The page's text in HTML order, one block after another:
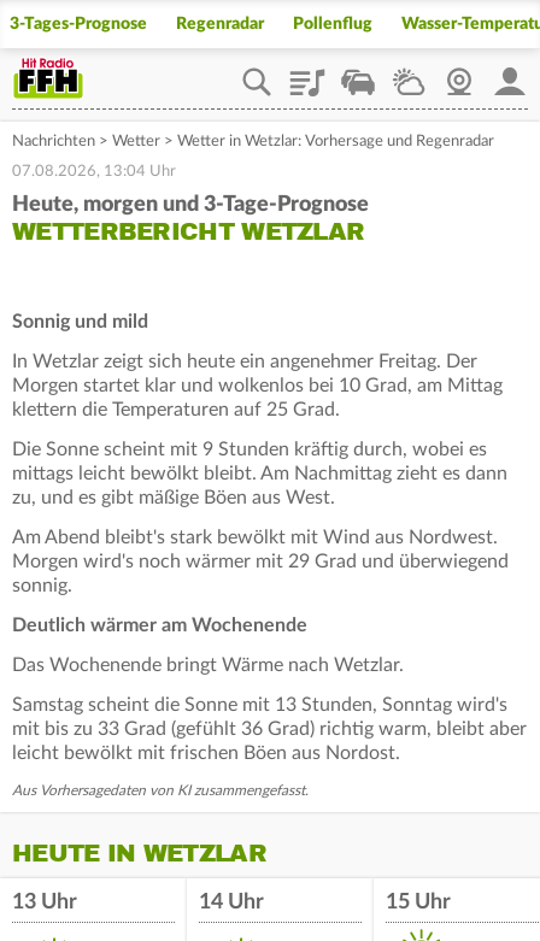
3-Tages-Prognose Regenradar Pollenflug Wasser-
PlaylistStaupilotWetterWebcam
Nachrichten > Wetter > Wetter in Wetzlar: Vorhersage und Regenradar
07.08.2026, 13:04 Uhr
Heute, morgen und 3-Tage-Prognose
WETTERBERICHT WETZLAR
Sonnig und mild
In Wetzlar zeigt sich heute ein angenehmer Freitag. Der
Morgen startet klar und wolkenlos bei 10 Grad, am Mittag
klettern die Temperaturen auf 25 Grad.
Die Sonne scheint mit 9 Stunden kräftig durch, wobei es
mittags leicht bewölkt bleibt. Am Nachmittag zieht es dann
zu, und es gibt mäßige Böen aus West.
Am Abend bleibt's stark bewölkt mit Wind aus Nordwest.
Morgen wird's noch wärmer mit 29 Grad und überwiegend
sonnig.
Deutlich wärmer am Wochenende
Das Wochenende bringt Wärme nach Wetzlar.
Samstag scheint die Sonne mit 13 Stunden, Sonntag wird's
mit bis zu 33 Grad (gefühlt 36 Grad) richtig warm, bleibt aber
leicht bewölkt mit frischen Böen aus Nordost.
Aus Vorhersagedaten von KI zusammengefasst.
HEUTE IN WETZLAR
13 Uhr 14 Uhr 15 Uhr